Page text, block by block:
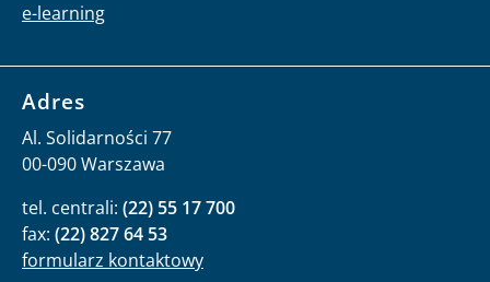
e-learning
Adres
Al. Solidarności 77
00-090 Warszawa
tel. centrali: (22) 55 17 700
fax: (22) 827 64 53
formularz kontaktowy